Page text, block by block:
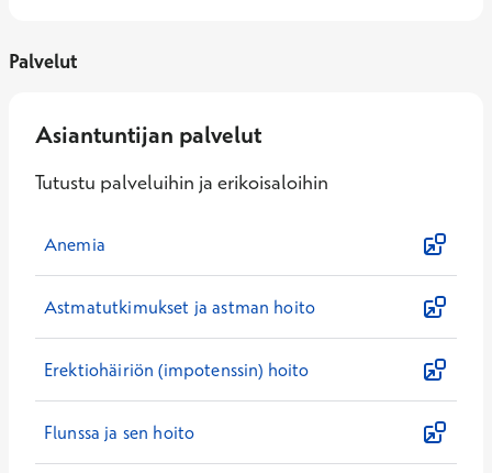
Palvelut
Asiantuntijan palvelut
Tutustu palveluihin ja erikoisaloihin
Anemia
Astmatutkimukset ja astman hoito
Erektiohäiriön (impotenssin) hoito
Flunssa ja sen hoito